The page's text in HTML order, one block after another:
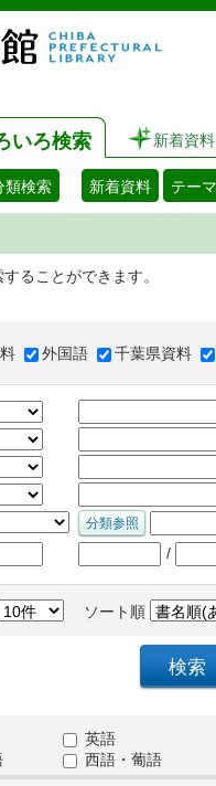
いろ検索 新着資料
類検索 新着資料 テー
ることができます。
外国語 千葉県資料
/
ソート順
英語
西語・葡語